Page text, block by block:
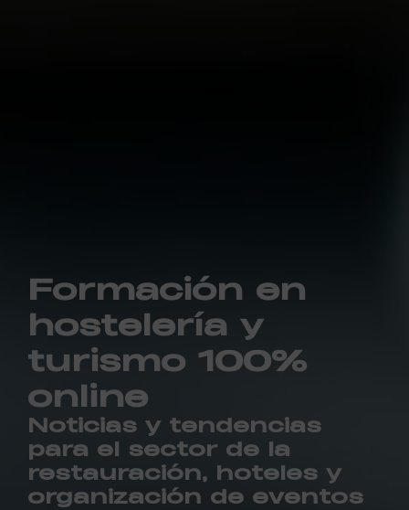
Formación en
hostelería y
turismo 100%
online
Noticias y tendencias
para el sector de la
restauración, hoteles y
organización de eventos